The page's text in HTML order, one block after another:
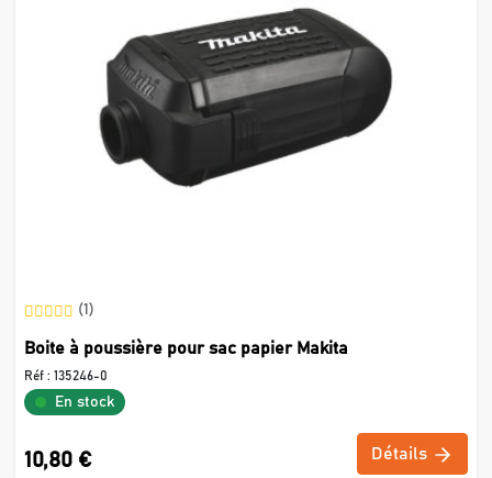
(1)
Boite à poussière pour sac papier Makita
Réf : 135246-0
En stock
10,80 € Détails